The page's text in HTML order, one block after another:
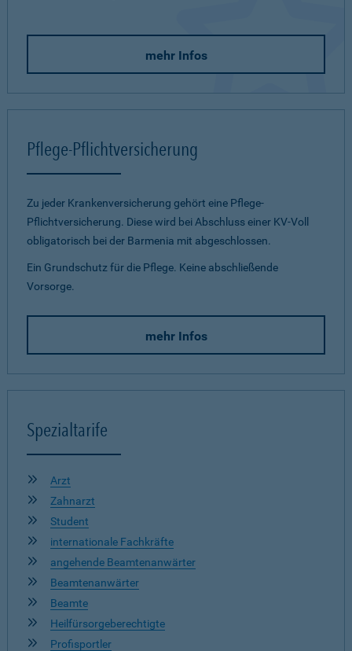
mehr Infos
Pflege-Pflichtversicherung
Zu jeder Krankenversicherung gehört eine Pflege-
Pflichtversicherung. Diese wird bei Abschluss einer KV-Voll
obligatorisch bei der Barmenia mit abgeschlossen.
Ein Grundschutz für die Pflege. Keine abschließende
Vorsorge.
mehr Infos
Spezialtarife
Arzt
Zahnarzt
Student
internationale Fachkräfte
angehende Beamtenanwärter
Beamtenanwärter
Beamte
Heilfürsorgeberechtigte
Profisportler